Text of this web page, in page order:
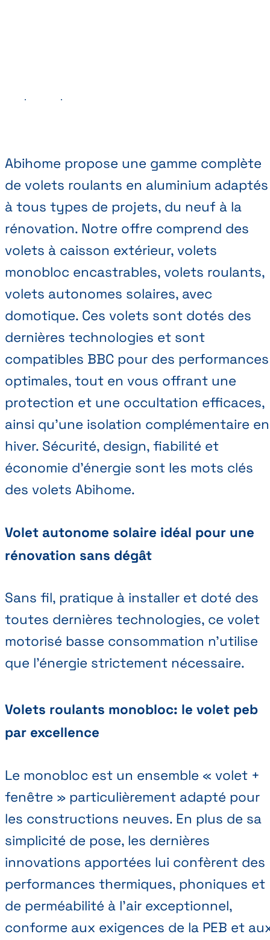
Abihome propose une gamme complète
de volets roulants en aluminium adaptés
à tous types de projets, du neuf à la
rénovation. Notre offre comprend des
volets à caisson extérieur, volets
monobloc encastrables, volets roulants,
volets autonomes solaires, avec
domotique. Ces volets sont dotés des
dernières technologies et sont
compatibles BBC pour des performances
optimales, tout en vous offrant une
protection et une occultation efficaces,
ainsi qu’une isolation complémentaire en
hiver. Sécurité, design, fiabilité et
économie d’énergie sont les mots clés
des volets Abihome.
Volet autonome solaire idéal pour une
rénovation sans dégât
Sans fil, pratique à installer et doté des
toutes dernières technologies, ce volet
motorisé basse consommation n’utilise
que l’énergie strictement nécessaire.
Volets roulants monobloc: le volet peb
par excellence
Le monobloc est un ensemble « volet +
fenêtre » particulièrement adapté pour
les constructions neuves. En plus de sa
simplicité de pose, les dernières
innovations apportées lui confèrent des
performances thermiques, phoniques et
de perméabilité à l’air exceptionnel,
conforme aux exigences de la PEB et